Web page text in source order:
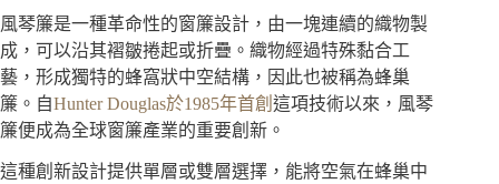
風琴簾是一種革命性的窗簾設計，由一塊連續的織物製
成，可以沿其褶皺捲起或折疊。織物經過特殊黏合工
藝，形成獨特的蜂窩狀中空結構，因此也被稱為蜂巢
簾。自Hunter Douglas於1985年首創 這項技術以來，風琴
簾便成為全球窗簾產業的重要創新。
這種創新設計提供單層或雙層選擇，能將空氣在蜂巢中